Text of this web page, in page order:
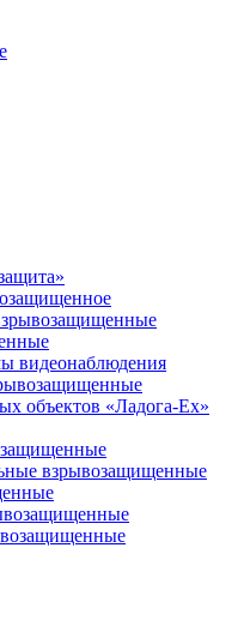
видеонаблюдения
объектов «Ладога-Ex»
взрывозащищенные